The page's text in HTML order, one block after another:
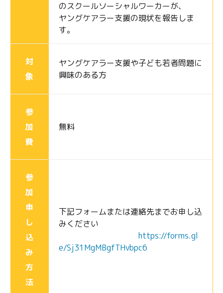
のスクールソーシャルワーカーが、
ヤングケアラー支援の現状を報告しま
す。
対
象
ヤングケアラー支援や子ども若者問題に
興味のある方
参
加
費
無料
参
加
申
し
込
み
方
法
下記フォームまたは連絡先までお申し込
みください
https://forms.gl
e/Sj31MgMBgfTHvbpc6